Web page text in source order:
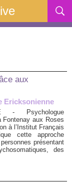
aux
Ericksonienne
- Psychologue
Fontenay aux Roses
à l’Institut Français
cette approche
présentant
des